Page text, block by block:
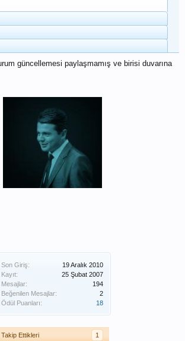
Son Giriş:
19 Aralık 2010
Kayıt:
25 Şubat 2007
Mesajlar:
194
Beğenilen Mesajlar:
2
Ödül Puanları:
18
Takip Ettikleri 1
güncellemesi paylaşmamış ve birisi duvarına